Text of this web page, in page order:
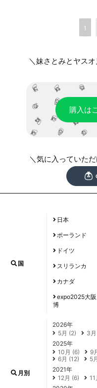
1
＼妹さとみとヤス
購入は
＼気に入っていた
国
日本
ポーランド
ドイツ
スリランカ
カナダ
expo2025大
博
月別
2026年
5月 (2)
3
2025年
10月 (6)
9
6月 (12)
5
2021年
12月 (6)
11